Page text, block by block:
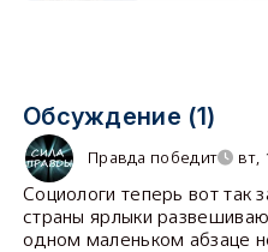
Обсуждение (1)
Правда победит вт,
Социологи теперь вот так
страны ярлыки
одном маленьком абзаце